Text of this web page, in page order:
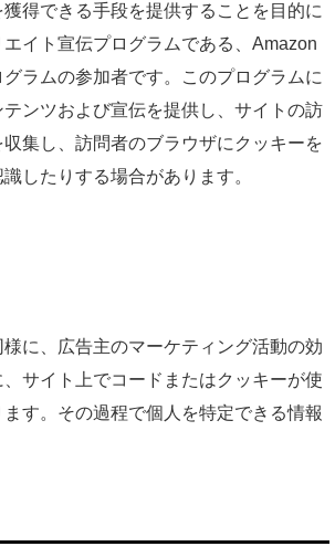
得できる手段を提供することを目的に
イト宣伝プログラムである、Amazon
ラムの参加者です。このプログラムに
ンツおよび宣伝を提供し、サイトの訪
集し、訪問者のブラウザにクッキーを
したりする場合があります。
様に、広告主のマーケティング活動の効
サイト上でコードまたはクッキーが使
す。その過程で個人を特定できる情報